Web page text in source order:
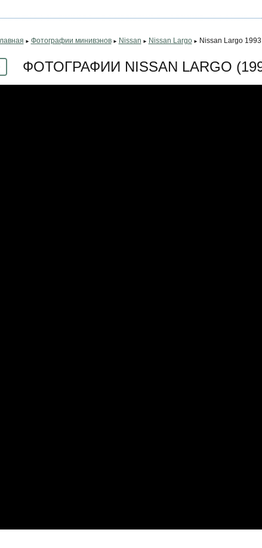
► Фотографии минивэнов► Nissan ► Nissan Largo► Nissan Largo 1993
ФОТОГРАФИИ NISSAN LARGO